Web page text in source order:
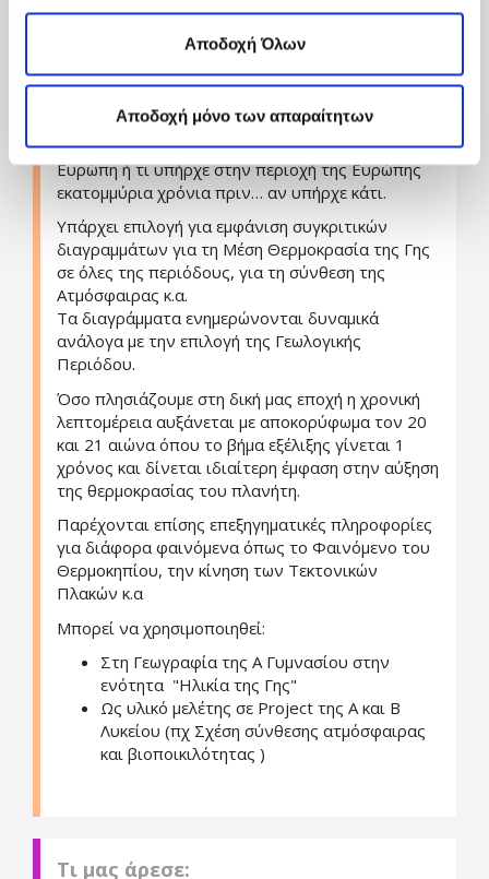
CookiesΕδώκαι τους διαφορετικούς τύπους Cookies
επιλέγοντας «Ρυθμίσεις Cookies», και τροποποίησε ανά
Αποδοχή Όλων
Αποδοχή μόνο των απαραίτητων
γεωλογική εποχή.
Από τη στιγμή που επιλεχθεί μια περίοδος, ο
χρήστης μπορεί να περιηγηθεί σε όλο τον
Για παράδειγμα μπορεί να δεί τι σημαντικό έγινε
στην περιοχή της Γης που βρίσκεται τώρα η
Ευρώπη ή τι υπήρχε στην περιοχή της Ευρώπης
εκατομμύρια χρόνια πριν… αν υπήρχε κάτι.
Υπάρχει επιλογή για εμφάνιση συγκριτικών
διαγραμμάτων για τη Μέση Θερμοκρασία της Γης
σε όλες της περιόδους, για τη σύνθεση της
Ατμόσφαιρας κ.α.
Τα διαγράμματα ενημερώνονται δυναμικά
ανάλογα με την επιλογή της Γεωλογικής
Περιόδου.
Όσο πλησιάζουμε στη δική μας εποχή η χρονική
λεπτομέρεια αυξάνεται με αποκορύφωμα τον 20
και 21 αιώνα όπου το βήμα εξέλιξης γίνεται 1
χρόνος και δίνεται ιδιαίτερη έμφαση στην αύξηση
της θερμοκρασίας του πλανήτη.
Παρέχονται επίσης επεξηγηματικές πληροφορίες
για διάφορα φαινόμενα όπως το Φαινόμενο του
Θερμοκηπίου, την κίνηση των Τεκτονικών
Πλακών κ.α
Μπορεί να χρησιμοποιηθεί:
Στη Γεωγραφία της Α Γυμνασίου στην
ενότητα "Ηλικία της Γης"
Ως υλικό μελέτης σε Project της Α και Β
Λυκείου (πχ Σχέση σύνθεσης ατμόσφαιρας
και βιοποικιλότητας )
Τι μας άρεσε: